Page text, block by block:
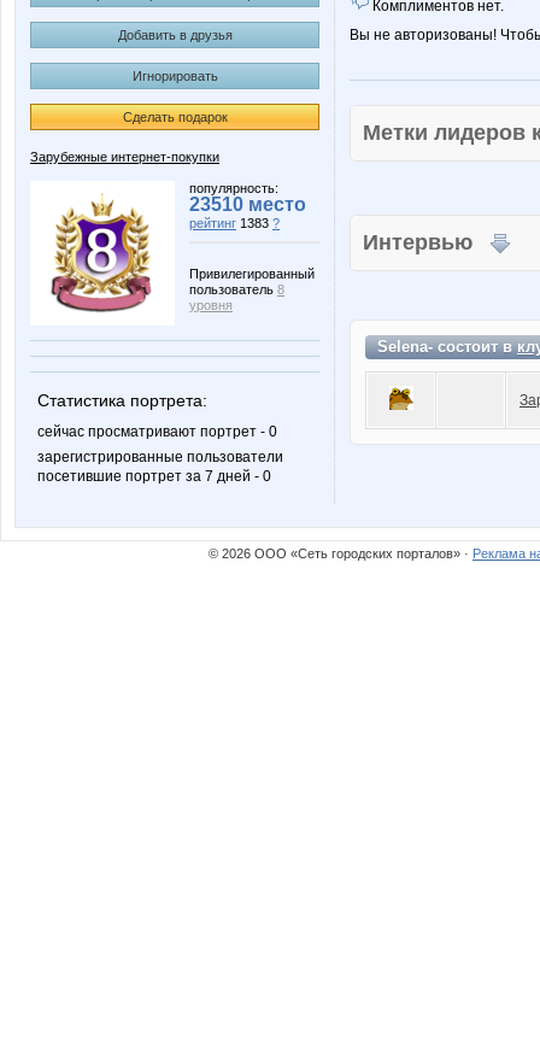
Добавить в друзья
Игнорировать
Сделать подарок
Зарубежные интернет-покупки
популярность:
23510 место
рейтинг 1383 ?
Привилегированный
пользователь 8
уровня
Статистика портрета:
сейчас просматривают портрет - 0
зарегистрированные пользователи
посетившие портрет за 7 дней - 0
Комплиментов нет.
Вы не авторизованы!
Метки
Интервью
Selena- состоит в
© 2026 ООО «Сеть городских порталов» · Реклама